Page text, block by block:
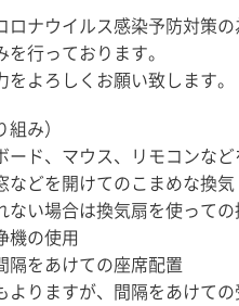
ナウイルス感染予防対策の
行っております。
をよろしくお願い致します。
み）
ード、マウス、リモコンな
などを開けてのこまめな換気
ない場合は換気扇を使って
機の使用
隔をあけての座席配置
よりますが、間隔をあけて